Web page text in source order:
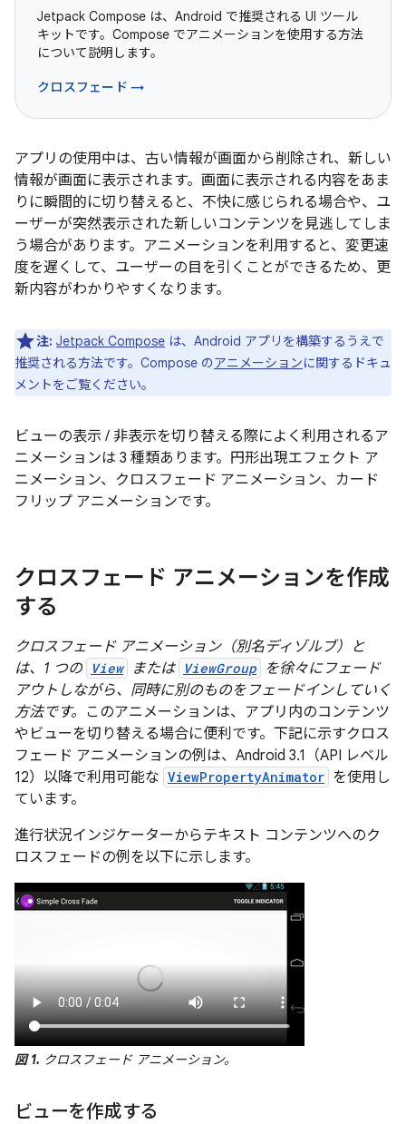
Jetpack Compose は、Android で推奨される UI ツール
キットです。Compose でアニメーションを使用する方法
について説明します。
クロスフェード →
アプリの使用中は、古い情報が画面から削除され、新しい
情報が画面に表示されます。画面に表示される内容をあま
りに瞬間的に切り替えると、不快に感じられる場合や、ユ
ーザーが突然表示された新しいコンテンツを見逃してしま
う場合があります。アニメーションを利用すると、変更速
度を遅くして、ユーザーの目を引くことができるため、更
新内容がわかりやすくなります。
注: Jetpack Compose は、Android アプリを構築するうえで
推奨される方法です。Compose のアニメーションに関するドキュ
メントをご覧ください。
ビューの表示 / 非表示を切り替える際によく利用されるア
ニメーションは 3 種類あります。円形出現エフェクト ア
ニメーション、クロスフェード アニメーション、カード
フリップ アニメーションです。
クロスフェード アニメーションを作成
する
クロスフェード アニメーション（別名ディゾルブ）と
は、1 つの
View または ViewGroup
を徐々にフェード
アウトしながら、同時に別のものをフェードインしていく
方法です。
このアニメーションは、アプリ内のコンテンツ
やビューを切り替える場合に便利です。下記に示すクロス
フェード アニメーションの例は、Android 3.1（API レベル
12）以降で利用可能な ViewPropertyAnimator を使用し
ています。
進行状況インジケーターからテキスト コンテンツへのク
ロスフェードの例を以下に示します。
図 1. クロスフェード アニメーション。
ビューを作成する